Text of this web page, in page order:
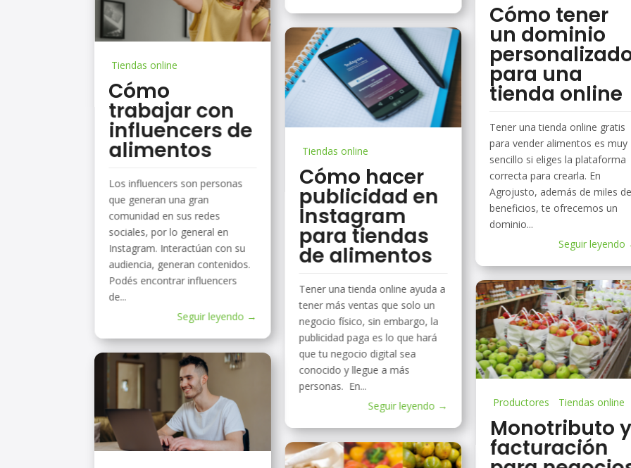
Cómo tener
un dominio
para una
tienda online
Tener una tienda online gratis
para vender alimentos es muy
sencillo si eliges la plataforma
correcta para crearla. En
Agrojusto, además de miles
beneficios, te ofrecemos un
dominio...
Seguir
Tiendas online
Cómo
trabajar con
influencers de
alimentos
Los influencers son personas
que generan una gran
comunidad en sus redes
sociales, por lo general en
Instagram. Interactúan con su
audiencia, generan contenidos.
Podés encontrar influencers
de...
Seguir leyendo →
Tiendas online
Cómo hacer
publicidad en
Instagram
para tiendas
de alimentos
Tener una tienda online ayuda a
tener más ventas que solo un
negocio físico, sin embargo, la
publicidad paga es lo que hará
que tu negocio digital sea
conocido y llegue a más
personas. En...
Seguir leyendo →
Productores Tiendas online
Monotributo y
facturación